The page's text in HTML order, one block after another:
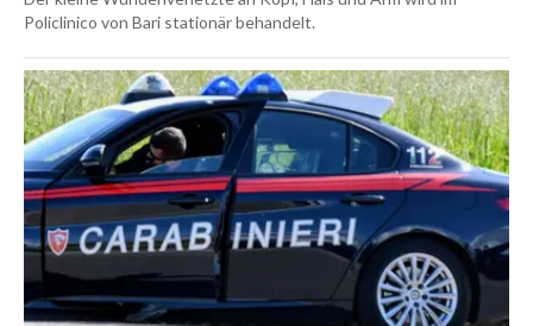
Policlinico von Bari stationär behandelt.